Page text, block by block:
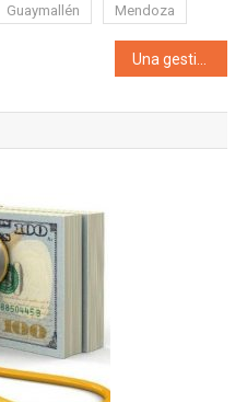
Guaymallén Mendoza
entradas